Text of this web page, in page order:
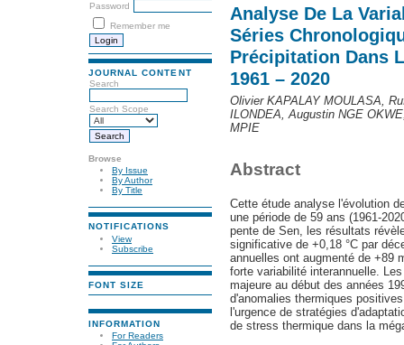
Password
Remember me
JOURNAL CONTENT
Search
Search Scope
Browse
By Issue
By Author
By Title
NOTIFICATIONS
View
Subscribe
FONT SIZE
INFORMATION
For Readers
Analyse De La
Séries
Précipitation Dans
1961 – 2020
Olivier KAPALAY MOULASA,
ILONDEA, Augustin NGE
MPIE
Abstract
Cette étude analyse l'évolution
une période de 59 ans (1961-
pente de Sen, les résultats
significative de +0,18 °C par
annuelles ont augmenté de +89
forte variabilité interannuelle.
majeure au début des années
d'anomalies thermiques
l'urgence de stratégies
de stress thermique dans la